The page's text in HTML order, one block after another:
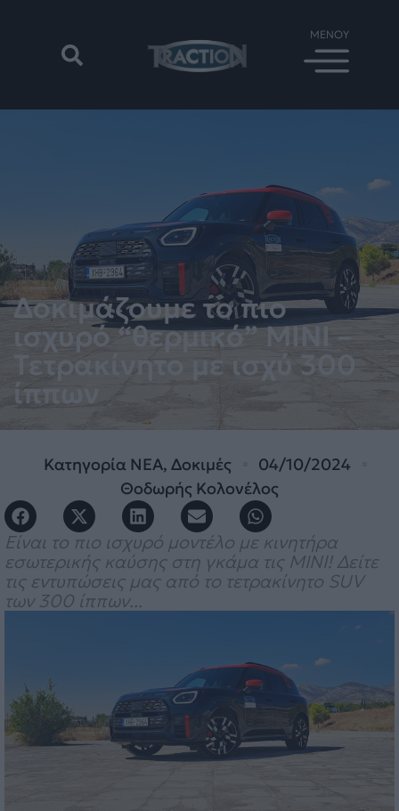
Δοκιμάζουμε το πιο
ισχυρό “θερμικό” MINI –
Τετρακίνητο με ισχύ 300
ίππων
Κατηγορία ΝΕΑ, Δοκιμές
04/10/2024
Θοδωρής Κολονέλος
Είναι το πιο ισχυρό μοντέλο με κινητήρα
εσωτερικής καύσης στη γκάμα τις MINI! Δείτε
τις εντυπώσεις μας από το τετρακίνητο SUV
των 300 ίππων...